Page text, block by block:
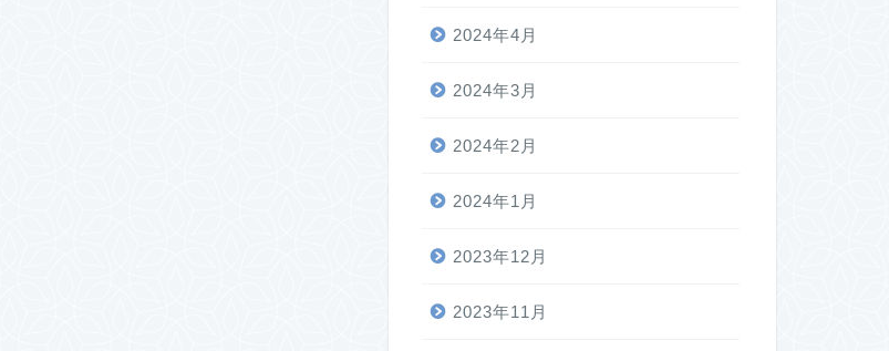
2024年4月
2024年3月
2024年2月
2024年1月
2023年12月
2023年11月